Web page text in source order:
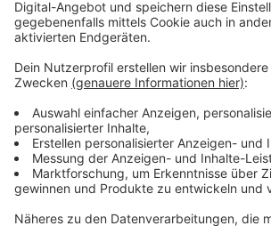
Auch im zweiten Jahr der Rückkehr
hat sich erwiesen, dass die
passt. Rund 70 Filmschaffende und
fühlten sich beim Festival sichtlich gut
und kamen ungezwungen mit dem
Gespräch.
Anzeige